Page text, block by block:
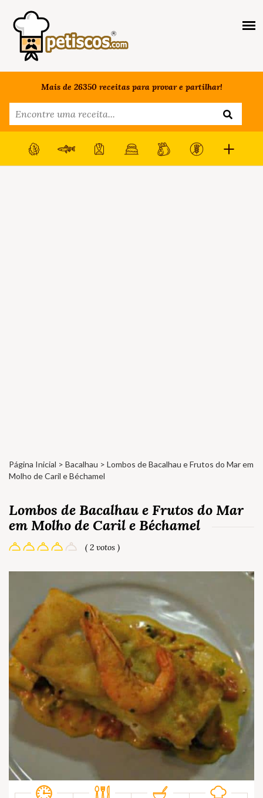
Mais de 26350 receitas para provar e partilhar!
Página Inicial > Bacalhau > Lombos de Bacalhau e Frutos do Mar em
Molho de Caril e Béchamel
Lombos de Bacalhau e Frutos do Mar
em Molho de Caril e Béchamel
( 2 votos )